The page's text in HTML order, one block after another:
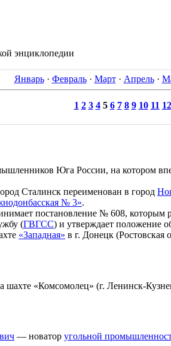
энциклопедии
Январь· Февраль· Март· Апрель·
1 2 3 4 5 6 7 8 9 10 11 12
Юга России, на котором
Сталинск переименован в город
№ 3».
постановление № 608, которым
(ГВГСС) и утверждает положение
«Западная» в г. Донецк (Ростовская
«Комсомолец» (г. Ленинск-
— новатор угольной